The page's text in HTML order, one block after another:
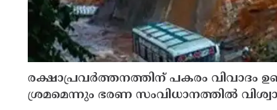
രക്ഷാപ്രവര്‍ത്തനത്തിന് പകരം വിവാദം
ശ്രമമെന്നും ഭരണ സംവിധാനത്തില്‍